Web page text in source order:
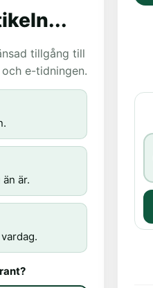
tillgång till
e-tidningen.
är.